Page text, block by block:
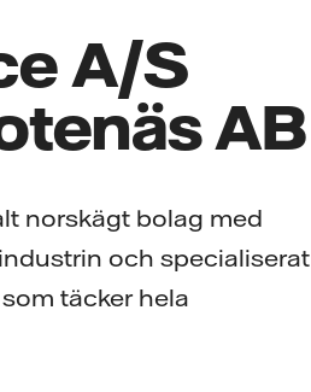
A/S
AB
norskägt bolag med
och specialiserat
täcker hela